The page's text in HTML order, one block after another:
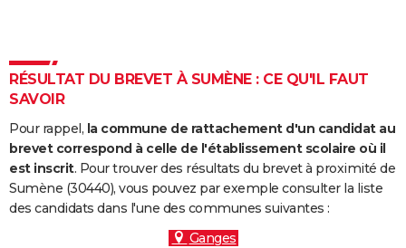
Dictionnaire
Biographies
Citations
Expressions
Proverbes
PROGRAMME TV
S'inscrire
Se connecter
Lycées
Collèges
Primaires
Universités
Entreprises
Service militaire
Avis de recherche
AVIS DE DÉCÈS
FORUM
RÉSULTAT DU BREVET À SUMÈNE : CE QU'IL FAUT
SAVOIR
Pour rappel, la commune de rattachement d'un candidat au
brevet correspond à celle de l'établissement scolaire où il
est inscrit. Pour trouver des résultats du brevet à proximité de
Sumène (30440), vous pouvez par exemple consulter la liste
des candidats dans l'une des communes suivantes :
Ganges